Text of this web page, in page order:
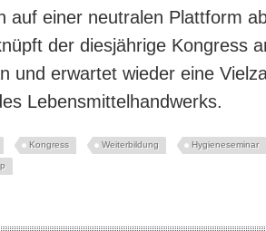
auf einer neutralen Plattform
der diesjährige Kongress
und erwartet wieder eine
Lebensmittelhandwerks.
Kongress Weiterbildung Hygieneseminar